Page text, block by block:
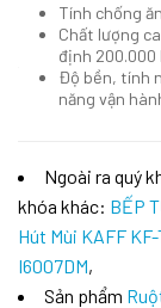
Tính chống
Chất lượng
định 200.000
Độ bền, tính
năng vận
Ngoài ra quý
khóa khác: BẾP
Hút Mùi KAFF
I6007DM,
Sản phẩm